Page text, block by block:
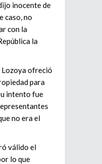
inocente de
caso, no
con la
la
Lozoya ofreció
para
intento fue
no era el
válido el
lo que